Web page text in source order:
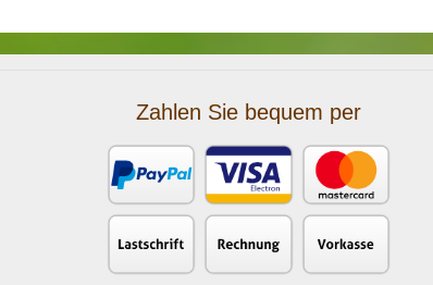
Zahlen Sie bequem per